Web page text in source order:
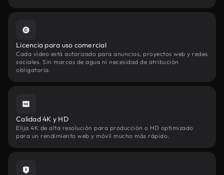
Licencia para uso comercial
Cada vídeo está autorizado para anuncios, proyectos web y redes
sociales. Sin marcas de agua ni necesidad de atribución
obligatoria.
Calidad 4K y HD
Elija 4K de alta resolución para producción o HD optimizado
para un rendimiento web y móvil mucho más rápido.